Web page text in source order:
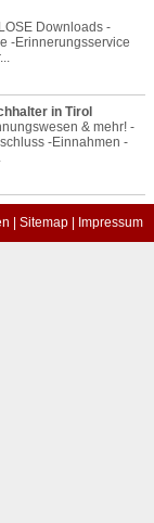
Downloads -
-Erinnerungsservice
in Tirol
& mehr! -
-Einnahmen -
Sitemap Impressum